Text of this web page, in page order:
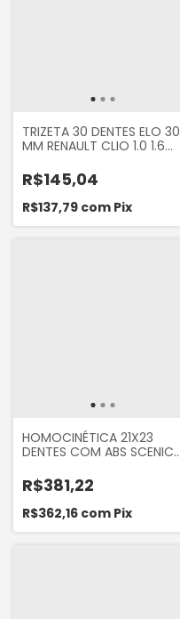
TRIZETA 30 DENTES ELO 30
MM RENAULT CLIO 1.0 1.6
LOGAN 1.0 16V 2007 A 2014
SANDERO 1.0 2007 A 2014
SANDERO 1.6 2007...
TWINGO 1994...
R$145,04
R$137,79 com Pix
HOMOCINÉTICA 21X23
DENTES COM ABS SCENIC
2001 A 2013 SANDERO 2010
A 2016 KANGOO 1.6 2012...
R$381,22
R$362,16 com Pix